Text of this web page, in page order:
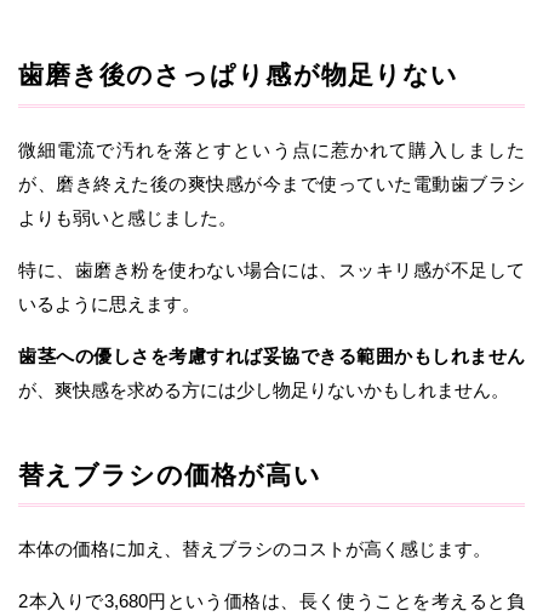
歯磨き後のさっぱり感が物足りない
微細電流で汚れを落とすという点に惹かれて購入しました
が、磨き終えた後の爽快感が今まで使っていた電動歯ブラシ
よりも弱いと感じました。
特に、歯磨き粉を使わない場合には、スッキリ感が不足して
いるように思えます。
歯茎への優しさを考慮すれば妥協できる範囲かもしれません
が、爽快感を求める方には少し物足りないかもしれません。
替えブラシの価格が高い
本体の価格に加え、替えブラシのコストが高く感じます。
2本入りで3,680円という価格は、長く使うことを考えると負